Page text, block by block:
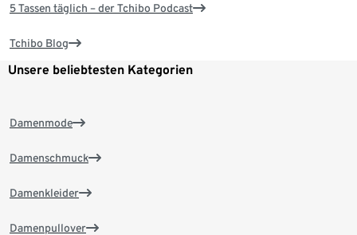
5 Tassen täglich – der Tchibo Podcast
Tchibo Blog
Unsere beliebtesten Kategorien
Damenmode
Damenschmuck
Damenkleider
Damenpullover